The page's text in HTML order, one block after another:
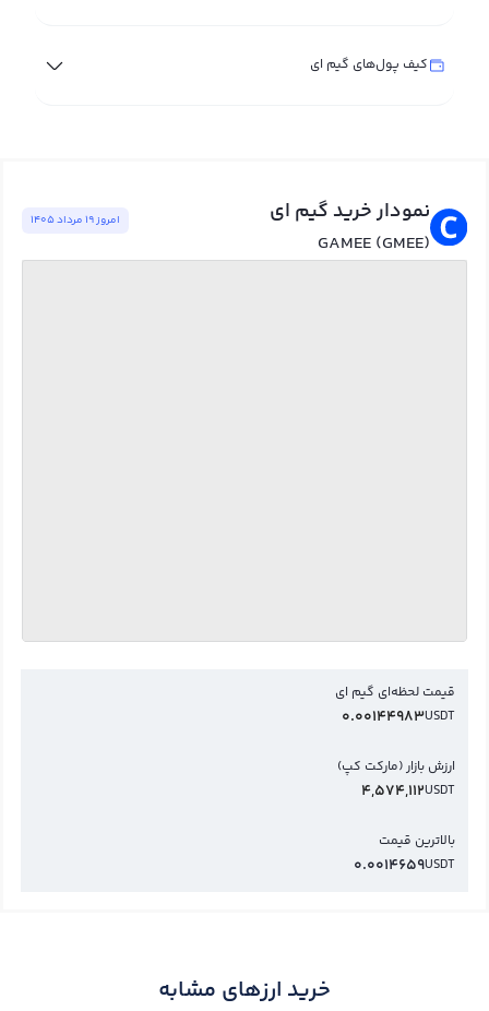
کیف پول‌های گیم ای
نمودار خرید گیم ای
GAMEE (GMEE)
امروز ١٩ مرداد ١٤٠٥
قیمت لحظه‌ای گیم ای
USDT
0.00144983
ارزش بازار (مارکت کپ)
USDT
4,574,112
بالاترین قیمت
USDT
0.0014659
خرید ارزهای مشابه